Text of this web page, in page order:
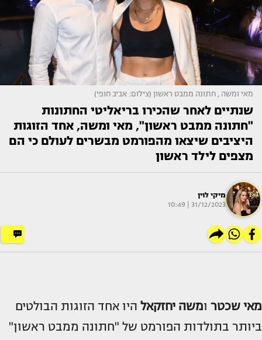
מאי ומשה , חתונה ממבט ראשון (צילום: אביב חופי)
שנתיים לאחר שהכירו בריאליטי החתונות
"חתונה ממבט ראשון", מאי ומשה, אחד הזוגות
היציבים שיצאו מהפורמט מבשרים לעולם כי הם
מצפים לילד ראשון
מיקי לוין
31/12/2023 | 10:49
מאי שכטר ומשה יחזקאל היו אחד הזוגות הבולטים
ביותר בתולדות הפורמט של "חתונה ממבט ראשון"